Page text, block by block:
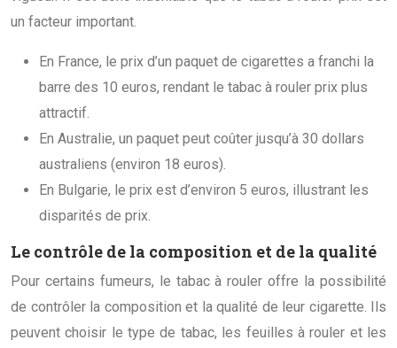
un facteur important.
En France, le prix d’un paquet de cigarettes a franchi la
barre des 10 euros, rendant le tabac à rouler prix plus
attractif.
En Australie, un paquet peut coûter jusqu’à 30 dollars
australiens (environ 18 euros).
En Bulgarie, le prix est d’environ 5 euros, illustrant les
disparités de prix.
Le contrôle de la composition et de la qualité
Pour certains fumeurs, le tabac à rouler offre la possibilité
de contrôler la composition et la qualité de leur cigarette. Ils
peuvent choisir le type de tabac, les feuilles à rouler et les